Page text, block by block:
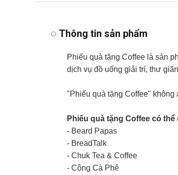
Thông tin sản phẩm
Phiếu quà tặng Coffee là sản
dịch vụ đồ uống giải trí, thư
"Phiếu quà tặng Coffee"
Phiếu quà tặng Coffee có
- Beard Papas
- BreadTalk
- Chuk Tea & Coffee
- Cộng Cà Phê